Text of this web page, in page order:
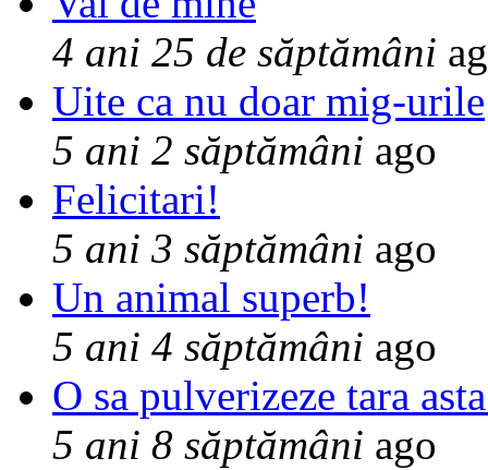
4 ani 25 de săptămâni
Uite ca nu doar mig-urile
5 ani 2 săptămâni ago
Felicitari!
5 ani 3 săptămâni ago
Un animal superb!
5 ani 4 săptămâni ago
O sa pulverizeze tara
5 ani 8 săptămâni ago